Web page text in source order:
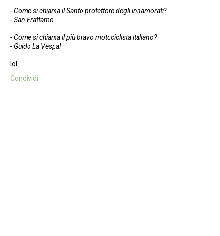
- Come si chiama il Santo protettore degli innamorati?
- San Frattamo
- Come si chiama il più bravo motociclista italiano?
- Guido La Vespa!
lol
Condividi